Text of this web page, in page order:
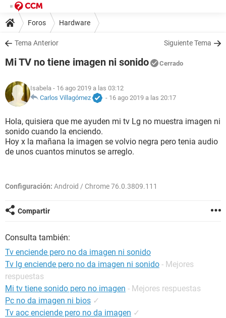
Foros Hardware
Tema Anterior Siguiente Tema
Mi TV no tiene imagen ni sonido Cerrado
Isabela - 16 ago 2019 a las 03:12
Carlos Villagómez
- 16 ago 2019 a las 20:17
Hola, quisiera que me ayuden mi tv Lg no muestra imagen ni
sonido cuando la enciendo.
Hoy x la mañana la imagen se volvio negra pero tenia audio
de unos cuantos minutos se arreglo.
Configuración: Android / Chrome 76.0.3809.111
Compartir
Consulta también:
Tv enciende pero no da imagen ni sonido
Tv lg enciende pero no da imagen ni sonido - Mejores
respuestas
Mi tv tiene sonido pero no imagen - Mejores respuestas
Pc no da imagen ni bios ✓
Tv aoc enciende pero no da imagen ✓